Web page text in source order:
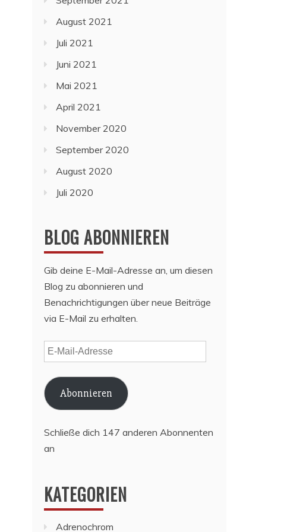
August 2021
Juli 2021
Juni 2021
Mai 2021
April 2021
November 2020
September 2020
August 2020
Juli 2020
BLOG ABONNIEREN
Gib deine E-Mail-Adresse an, um diesen
Blog zu abonnieren und
Benachrichtigungen über neue Beiträge
via E-Mail zu erhalten.
E-
Mail-
Adresse
Abonnieren
Schließe dich 147 anderen Abonnenten
an
KATEGORIEN
Adrenochrom